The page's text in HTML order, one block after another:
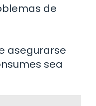
de
asegurarse
sea